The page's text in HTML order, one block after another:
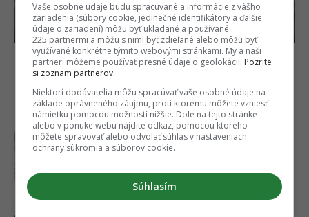
Nariadené divadlo po škandále? Gáboríkovci
sa spolu ukázali na Lovestreame, no ich reč
tela odhalila úplne všetko
Včera 10:15
Vletia aj cez sieťku a už sa ich
nezbavíš. Máme pre teba triky, ako sa
zbaviť múch a komárov za pár centov
Vaše osobné údaje budú spracúvané a informácie z vášho
zariadenia (súbory cookie, jedinečné identifikátory a ďalšie
údaje o zariadení) môžu byť ukladané a používané
225 partnermi a môžu s nimi byť zdieľané alebo môžu byť
využívané konkrétne týmito webovými stránkami. My a naši
partneri môžeme používať presné údaje o geolokácii. Pozrite
si zoznam partnerov.
Niektorí dodávatelia môžu spracúvať vaše osobné údaje na
základe oprávneného záujmu, proti ktorému môžete vzniesť
námietku pomocou možností nižšie. Dole na tejto stránke
alebo v ponuke webu nájdite odkaz, pomocou ktorého
môžete spravovať alebo odvolať súhlas v nastaveniach
ochrany súkromia a súborov cookie.
Súhlasím